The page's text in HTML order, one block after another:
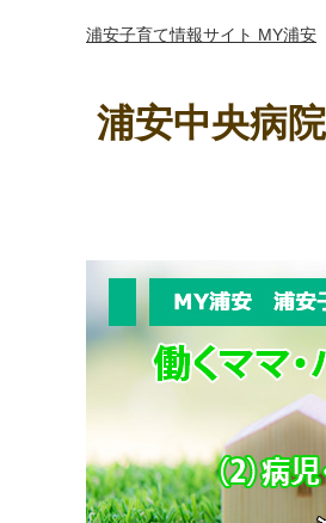
浦安子育て情報サイト MY浦安
浦安中央病